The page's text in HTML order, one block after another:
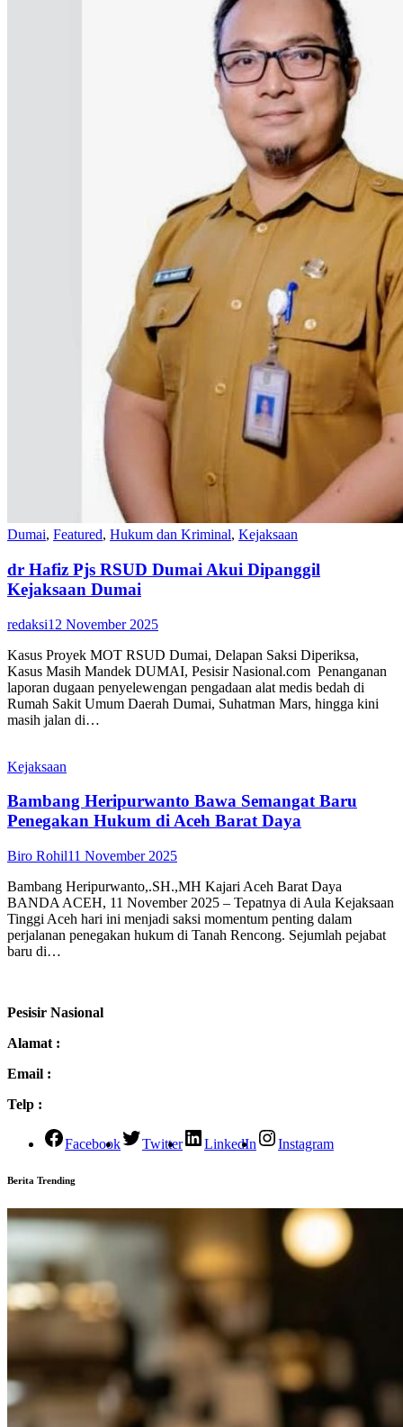
Dumai, Featured, Hukum dan Kriminal, Kejaksaan
dr Hafiz Pjs RSUD Dumai Akui Dipanggil
Kejaksaan Dumai
redaksi12 November 2025
Kasus Proyek MOT RSUD Dumai, Delapan Saksi Diperiksa,
Kasus Masih Mandek DUMAI, Pesisir Nasional.com Penanganan
laporan dugaan penyelewengan pengadaan alat medis bedah di
Rumah Sakit Umum Daerah Dumai, Suhatman Mars, hingga kini
masih jalan di…
Kejaksaan
Bambang Heripurwanto Bawa Semangat Baru
Penegakan Hukum di Aceh Barat Daya
Biro Rohil11 November 2025
Bambang Heripurwanto,.SH.,MH Kajari Aceh Barat Daya
BANDA ACEH, 11 November 2025 – Tepatnya di Aula Kejaksaan
Tinggi Aceh hari ini menjadi saksi momentum penting dalam
perjalanan penegakan hukum di Tanah Rencong. Sejumlah pejabat
baru di…
Pesisir Nasional
Alamat :
Email :
Telp :
Facebook Twitter LinkedIn Instagram
Berita Trending